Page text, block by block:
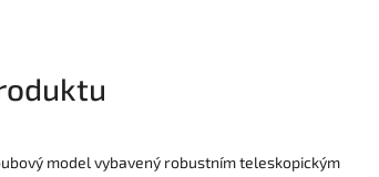
model vybavený robustním teleskopickým